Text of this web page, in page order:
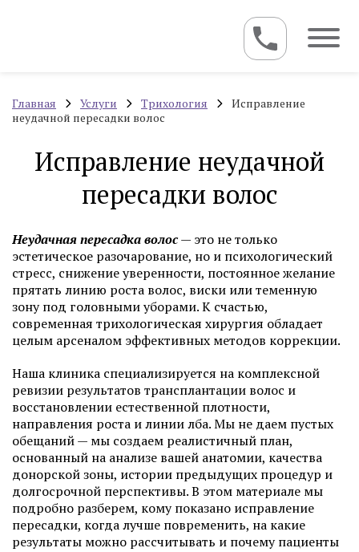
Главная Услуги Трихология
Исправление
неудачной пересадки волос
Исправление неудачной
пересадки волос
Неудачная пересадка волос— это не только
эстетическое разочарование, но и психологический
стресс, снижение уверенности, постоянное желание
прятать линию роста волос, виски или теменную
зону под головными уборами. К счастью,
современная трихологическая хирургия обладает
целым арсеналом эффективных методов коррекции.
Наша клиника специализируется на комплексной
ревизии результатов трансплантации волос и
восстановлении естественной плотности,
направления роста и линии лба. Мы не даем пустых
обещаний — мы создаем реалистичный план,
основанный на анализе вашей анатомии, качества
донорской зоны, истории предыдущих процедур и
долгосрочной перспективы. В этом материале мы
подробно разберем, кому показано исправление
пересадки, когда лучше повременить, на какие
результаты можно рассчитывать и почему пациенты